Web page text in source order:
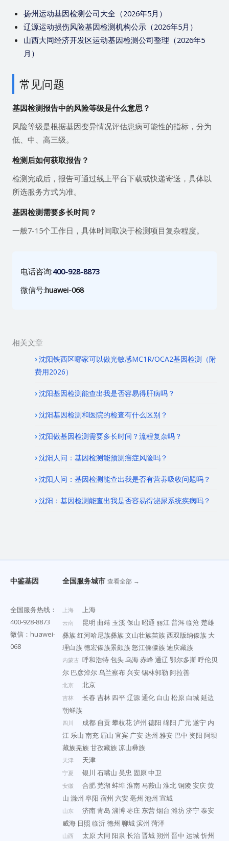
扬州运动基因检测公司大全（2026年5月）
辽源运动损伤风险基因检测机构公示（2026年5月）
山西大同经济开发区运动基因检测公司整理（2026年5
月）
常见问题
基因检测报告中的风险等级是什么意思？
风险等级是根据基因变异情况评估患病可能性的指标，分为
低、中、高三级。
检测后如何获取报告？
检测完成后，报告可通过线上平台下载或快递寄送，具体以
所选服务方式为准。
基因检测需要多长时间？
一般7-15个工作日，具体时间取决于检测项目复杂程度。
电话咨询:400-928-8873
微信号:huawei-068
相关文章
沈阳铁西区哪家可以做光敏感MC1R/OCA2基因检测（附
费用2026）
沈阳基因检测能查出我是否容易得肝病吗？
沈阳基因检测和医院的检查有什么区别？
沈阳做基因检测需要多长时间？流程复杂吗？
沈阳人问：基因检测能预测癌症风险吗？
沈阳人问：基因检测能查出我是否有营养吸收问题吗？
沈阳：基因检测能查出我是否容易得泌尿系统疾病吗？
中鉴基因
全国服务热线：
400-928-8873
微信：huawei-
068
全国服务城市 查看全部 →
上海 上海
云南 昆明 曲靖 玉溪保山 昭通 丽江普洱临沧楚雄
彝族红河哈尼族彝族文山壮族苗族西双版纳傣族 大
理白族德宏傣族景颇族怒江傈僳族迪庆藏族
内蒙古 呼和浩特包头乌海赤峰通辽 鄂尔多斯呼伦贝
尔 巴彦淖尔乌兰察布 兴安锡林郭勒 阿拉善
北京 北京
吉林 长春 吉林 四平辽源通化 白山 松原 白城延边
朝鲜族
四川 成都 自贡攀枝花泸州 德阳 绵阳 广元遂宁 内
江 乐山 南充 眉山 宜宾 广安达州 雅安 巴中 资阳 阿坝
藏族羌族甘孜藏族凉山彝族
天津 天津
宁夏 银川 石嘴山 吴忠 固原中卫
安徽 合肥芜湖 蚌埠淮南马鞍山 淮北铜陵 安庆黄
山 滁州 阜阳 宿州 六安亳州 池州 宣城
山东 济南青岛 淄博枣庄 东营烟台 潍坊济宁泰安
威海 日照 临沂德州 聊城滨州 菏泽
山西 太原 大同 阳泉 长治晋城朔州 晋中 运城忻州